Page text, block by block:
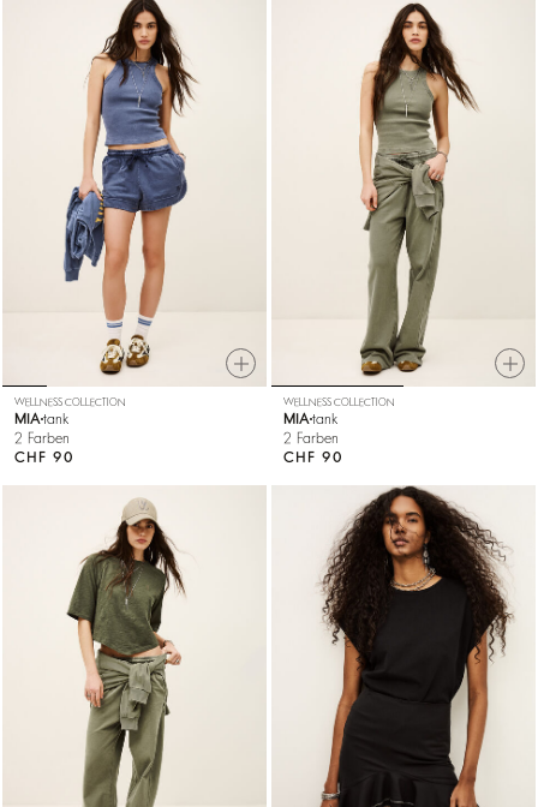
WELLNESS COLLECTION
MIA tank
2 Farben
CHF 90
WELLNESS COLLECTION
MIA tank
2 Farben
CHF 90